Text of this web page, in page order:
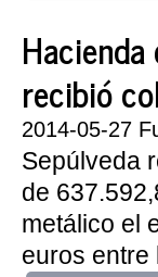
recibió
2014-05-27
Sepúlveda
de
metálico el
euros entre